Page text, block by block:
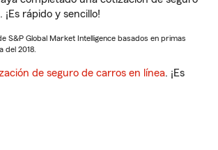
rápido y sencillo!
S&P Global Market Intelligence basados en primas
del 2018.
de seguro de carros en línea. ¡Es